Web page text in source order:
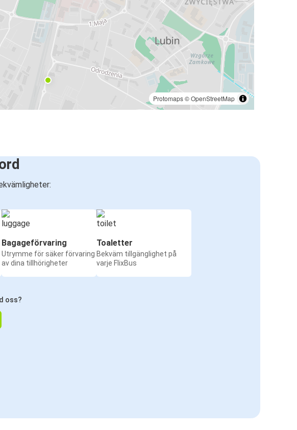
Protomaps©OpenStreetMap
Bagageförvaring
Utrymme för säker förvaring
av dina tillhörigheter
Toaletter
Bekväm tillgänglighet på
varje FlixBus
oss?